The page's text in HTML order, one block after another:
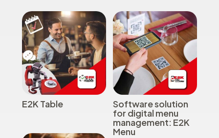
E2K Table
Software solution
for digital menu
management: E2K
Menu